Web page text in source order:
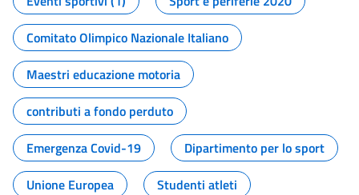
Comitato Olimpico Nazionale Italiano
Maestri educazione motoria
contributi a fondo perduto
Emergenza Covid-19
Dipartimento per lo sport
Unione Europea
Studenti atleti